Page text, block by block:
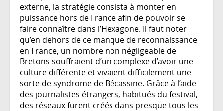
externe, la stratégie consista à monter en
puissance hors de France afin de pouvoir se
faire connaître dans l’Hexagone. Il faut noter
qu’en dehors de ce manque de reconnaissance
en France, un nombre non négligeable de
Bretons souffraient d’un complexe d’avoir une
culture différente et vivaient difficilement une
sorte de syndrome de Bécassine. Grâce à l’aide
des journalistes étrangers, habitués du festival,
des réseaux furent créés dans presque tous les